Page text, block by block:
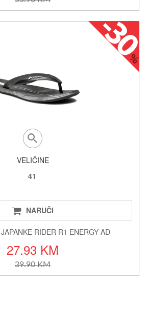
VELIČINE
41
NARUČI
RIDER R1 ENERGY AD
27.93 KM
39.90 KM